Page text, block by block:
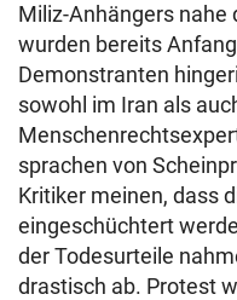
Miliz-Anhängers nahe
wurden bereits
Demonstranten
sowohl im Iran als
sprachen von
Kritiker meinen, dass
eingeschüchtert
der Todesurteile
drastisch ab. Protest